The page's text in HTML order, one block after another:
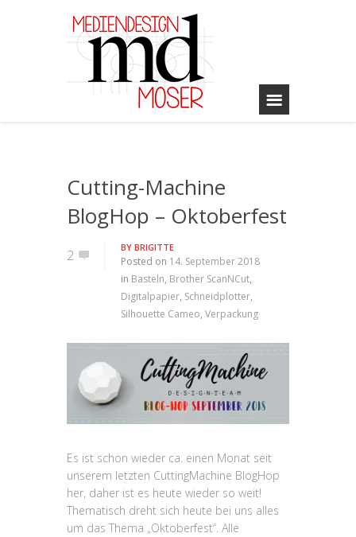
Cutting-Machine
BlogHop – Oktoberfest
2 BY BRIGITTE
Posted on 14. September 2018
in Basteln, Brother ScanNCut,
Digitalpapier, Schneidplotter,
Silhouette Cameo, Verpackung
Es ist schon wieder ca. einen Monat seit
unserem letzten CuttingMachine BlogHop
her, daher ist es heute wieder so weit!
Thematisch dreht sich heute bei uns alles
um das Thema „Oktoberfest“. Alle